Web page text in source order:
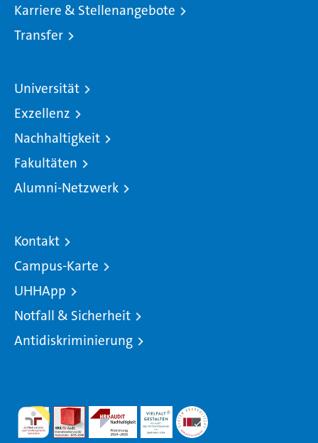
Karriere & Stellenangebote
Transfer
Universität
Exzellenz
Nachhaltigkeit
Fakultäten
Alumni-Netzwerk
Kontakt
Campus-Karte
UHHApp
Notfall & Sicherheit
Antidiskriminierung